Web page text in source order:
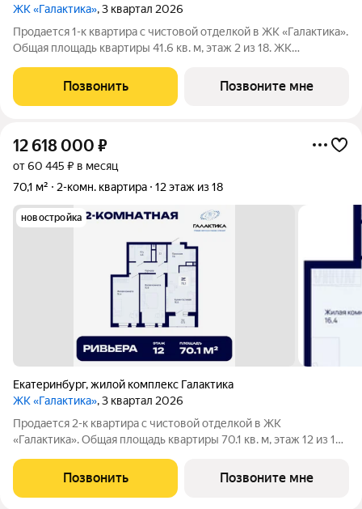
ЖК «Галактика», 3 квартал 2026
Продается 1-к квартира с чистовой отделкой в ЖК «Галактика».
Общая площадь квартиры 41.6 кв. м, этаж 2 из 18. ЖК
«Космос» на проспекте Космонавтов. Это формат для тех, кто
любит городскую
Позвонить Позвоните мне
12 618 000 ₽
от 60 445 ₽ в месяц
70,1 м²
2-комн. квартира 12 этаж из 18
новостройка
Екатеринбург,жилой комплекс Галактика
ЖК «Галактика», 3 квартал 2026
Продается 2-к квартира с чистовой отделкой в ЖК
«Галактика». Общая площадь квартиры 70.1 кв. м, этаж 12 из 18.
квартала «Космос» на проспекте Космонавтов. Это формат для
тех, кто любит городскую
Позвонить Позвоните мне